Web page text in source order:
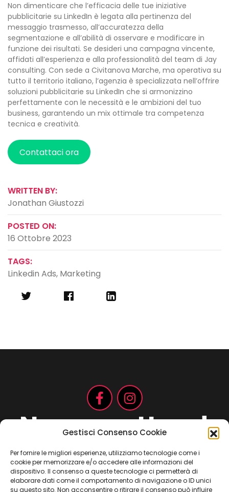
Gestisci Consenso Cookie
Per fornire le migliori esperienze, utilizziamo tecnologie come i
cookie per memorizzare e/o accedere alle informazioni del
dispositivo. Il consenso a queste tecnologie ci permetterà di
elaborare dati come il comportamento di navigazione o ID unici
su questo sito. Non acconsentire o ritirare il consenso può influire
Non dimenticare che l’efficacia delle tue iniziative
pubblicitarie su LinkedIn è legata alla pertinenza del
messaggio trasmesso, all’accuratezza della
segmentazione e all’abilità di osservare e modificare in
funzione dei risultati. Se desideri una campagna vincente,
affidati all’esperienza e alla professionalità del team di Jay
consulting. Con sede a Civitanova Marche, ma operativa su
tutto il territorio italiano, l’agenzia è specializzata nell’offrire
soluzioni pubblicitarie su LinkedIn che si armonizzino
perfettamente con le necessità e le ambizioni del tuo
business, garantendo un mix ottimale tra competenza
tecnica e creatività.
Contattaci ora
WRITTEN BY:
Jonathan Giustozzi
POSTED ON:
16 Ottobre 2023
TAGS:
Linkedin Ads, Marketing
Non aspettare!
Contattaci ora